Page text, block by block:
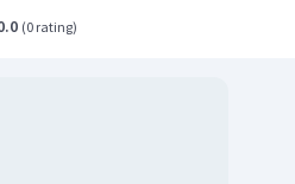
(0 rating)